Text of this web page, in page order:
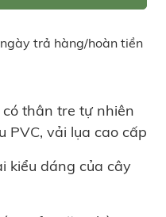
trả hàng/hoàn tiền
thân tre tự nhiên
PVC, vải lụa cao cấp
kiểu dáng của cây